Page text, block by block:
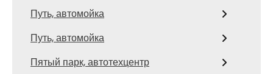
Путь, автомойка
Путь, автомойка
Пятый парк, автотехцентр